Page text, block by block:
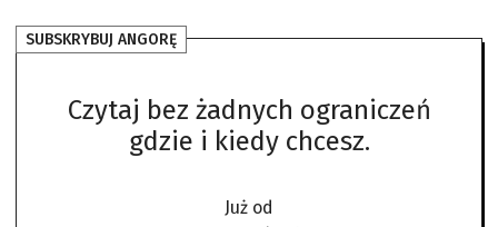
SUBSKRYBUJ ANGORĘ
Czytaj bez żadnych ograniczeń
gdzie i kiedy chcesz.
Już od